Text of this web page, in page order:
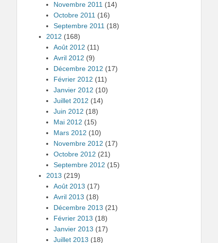
Novembre 2011 (14)
Octobre 2011 (16)
Septembre 2011 (18)
2012 (168)
Août 2012 (11)
Avril 2012 (9)
Décembre 2012 (17)
Février 2012 (11)
Janvier 2012 (10)
Juillet 2012 (14)
Juin 2012 (18)
Mai 2012 (15)
Mars 2012 (10)
Novembre 2012 (17)
Octobre 2012 (21)
Septembre 2012 (15)
2013 (219)
Août 2013 (17)
Avril 2013 (18)
Décembre 2013 (21)
Février 2013 (18)
Janvier 2013 (17)
Juillet 2013 (18)